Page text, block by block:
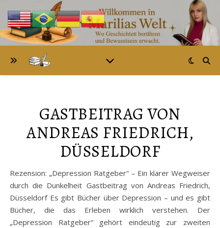
GASTBEITRAG VON
ANDREAS FRIEDRICH,
DÜSSELDORF
Rezension: „Depression Ratgeber“ – Ein klarer Wegweiser
durch die Dunkelheit Gastbeitrag von Andreas Friedrich,
Düsseldorf Es gibt Bücher über Depression – und es gibt
Bücher, die das Erleben wirklich verstehen. Der
„Depression Ratgeber“ gehört eindeutig zur zweiten